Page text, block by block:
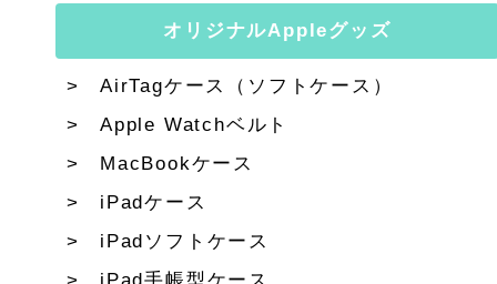
オリジナルAppleグッズ
AirTagケース（ソフトケース）
Apple Watchベルト
MacBookケース
iPadケース
iPadソフトケース